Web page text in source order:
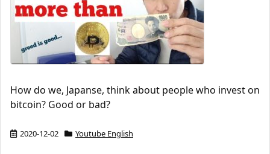
How do we, Japanse, think about people who invest on
bitcoin? Good or bad?
2020-12-02 Youtube English